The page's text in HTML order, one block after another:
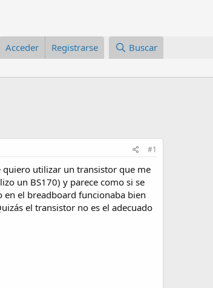
Acceder Registrarse Buscar
#1
quiero utilizar un transistor que me
un BS170) y parece como si se
en el breadboard funcionaba bien
el transistor no es el adecuado